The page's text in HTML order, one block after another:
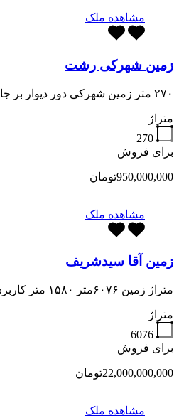
مشاهده ملک
زمین شهرکی رشت
۲۷۰ متر زمین شهرکی دور دیوار بر جاده اصلی داخل…
متراژ
270
برای فروش
950,000,000تومان
مشاهده ملک
زمین آقا سیدشریف
متراژ زمین ۶۰۷۶متر ۱۵۸۰ متر کاربری مسکونی با استعلام بنیاد…
متراژ
6076
برای فروش
22,000,000,000تومان
مشاهده ملک